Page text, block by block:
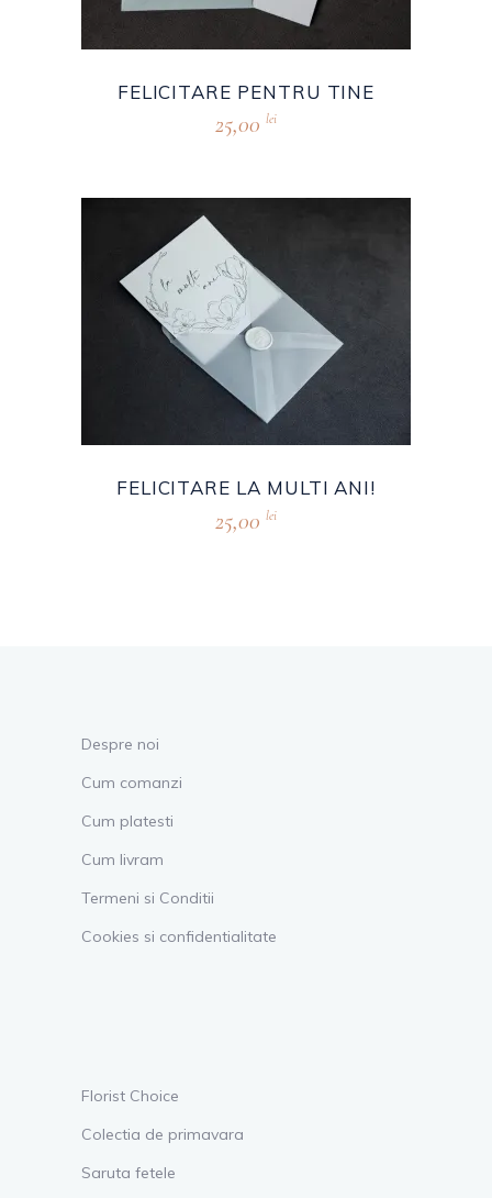
FELICITARE PENTRU TINE
25,00 lei
FELICITARE LA MULTI ANI!
25,00 lei
Despre noi
Cum comanzi
Cum platesti
Cum livram
Termeni si Conditii
Cookies si confidentialitate
Florist Choice
Colectia de primavara
Saruta fetele